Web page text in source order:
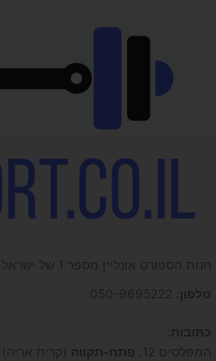
חנות הספורט אונליין מספר 1 של ישראל
טלפון
כתובות
המפלסים 12,
פתח-תקווה (קרית אריה) -